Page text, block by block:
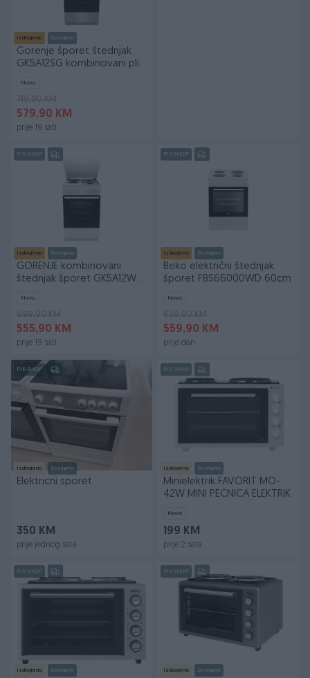
Izdvojeno Dostupno
Gorenje šporet štednjak
GK5A12SG kombinovani plin
Novo
719,90 KM
579,90 KM
prije 19 sati
PIK SHOP
Izdvojeno Dostupno
GORENJE kombinovani
štednjak šporet GK5A12WG
Novo
699,90 KM
555,90 KM
prije 19 sati
PIK SHOP
Izdvojeno Dostupno
Beko električni štednjak
šporet FBS66000WD 60cm
Novo
639,90 KM
559,90 KM
prije dan
PIK SHOP
Izdvojeno Dostupno
Elektricni sporet
350 KM
prije jednog sata
PIK SHOP
Izdvojeno Dostupno
Minielektrik FAVORIT MO-
42W MINI PECNICA ELEKTRIK
Novo
199 KM
prije 2 sata
PIK SHOP
Izdvojeno Dostupno
PIK SHOP
Izdvojeno Dostupno